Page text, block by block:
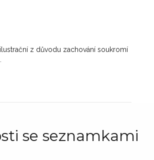
z důvodu zachování soukromí
se seznamkami